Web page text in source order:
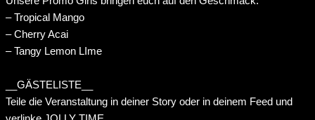
– Tropical Mango
– Cherry Acai
– Tangy Lemon LIme
__GÄSTELISTE__
Teile die Veranstaltung in deiner Story oder in deinem Feed und